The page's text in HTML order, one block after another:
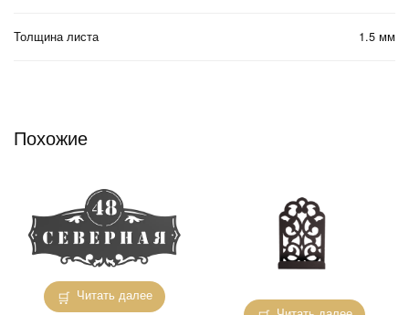
Толщина листа 1.5 мм
Похожие
Читать далее